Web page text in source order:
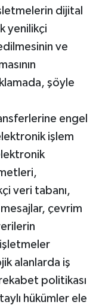
dijital
yenilikçi
ve
şöyle
engel
işlem
veri tabanı,
çevrim
alanlarda iş
politikası
hükümler ele